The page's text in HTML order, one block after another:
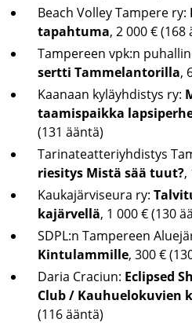
Beach Vol­ley Tam­pe­re ry:
tapahtuma, 2 000 € (168
Tam­pe­reen vpk:n
sert­ti Tam­me­lan­to­ril­la,
Kaa­naan ky­läyh­dis­tys ry:
taa­mis­paik­ka
(131 ääntä)
Ta­ri­na­teat­te­riyh­dis­tys
rie­si­tys Mistä sää tuut?,
Kau­ka­jär­vi­seu­ra ry:
ka­jär­vel­lä, 1 000 € (130
SDPL:n Tam­pe­reen
Kin­tu­lam­mil­le, 300 €
Daria Craciun: Eclip­sed
Club / Kau­hue­lo­ku­vien
(116 ääntä)